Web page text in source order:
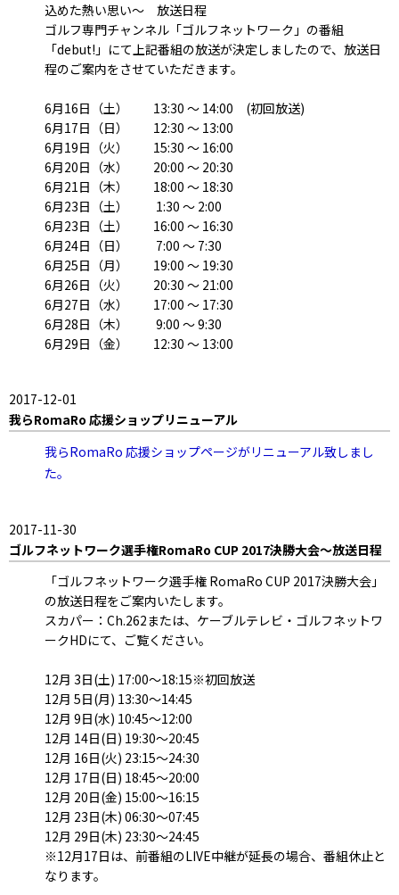
込めた熱い思い～ 放送日程
ゴルフ専門チャンネル「ゴルフネットワーク」の番組
「debut!」にて上記番組の放送が決定しましたので、放送日
程のご案内をさせていただきます。
6月16日（土） 13:30 ～ 14:00 (初回放送)
6月17日（日） 12:30 ～ 13:00
6月19日（火） 15:30 ～ 16:00
6月20日（水） 20:00 ～ 20:30
6月21日（木） 18:00 ～ 18:30
6月23日（土） 1:30 ～ 2:00
6月23日（土） 16:00 ～ 16:30
6月24日（日） 7:00 ～ 7:30
6月25日（月） 19:00 ～ 19:30
6月26日（火） 20:30 ～ 21:00
6月27日（水） 17:00 ～ 17:30
6月28日（木） 9:00 ～ 9:30
6月29日（金） 12:30 ～ 13:00
2017-12-01
我らRomaRo 応援ショップリニューアル
我らRomaRo 応援ショップページがリニューアル致しまし
た。
2017-11-30
ゴルフネットワーク選手権RomaRo CUP 2017決勝大会～放送日程
「ゴルフネットワーク選手権 RomaRo CUP 2017決勝大会」
の放送日程をご案内いたします。
スカパー：Ch.262または、ケーブルテレビ・ゴルフネットワ
ークHDにて、ご覧ください。
12月 3日(土) 17:00～18:15※初回放送
12月 5日(月) 13:30～14:45
12月 9日(水) 10:45～12:00
12月 14日(日) 19:30～20:45
12月 16日(火) 23:15～24:30
12月 17日(日) 18:45～20:00
12月 20日(金) 15:00～16:15
12月 23日(木) 06:30～07:45
12月 29日(木) 23:30～24:45
※12月17日は、前番組のLIVE中継が延長の場合、番組休止と
なります。